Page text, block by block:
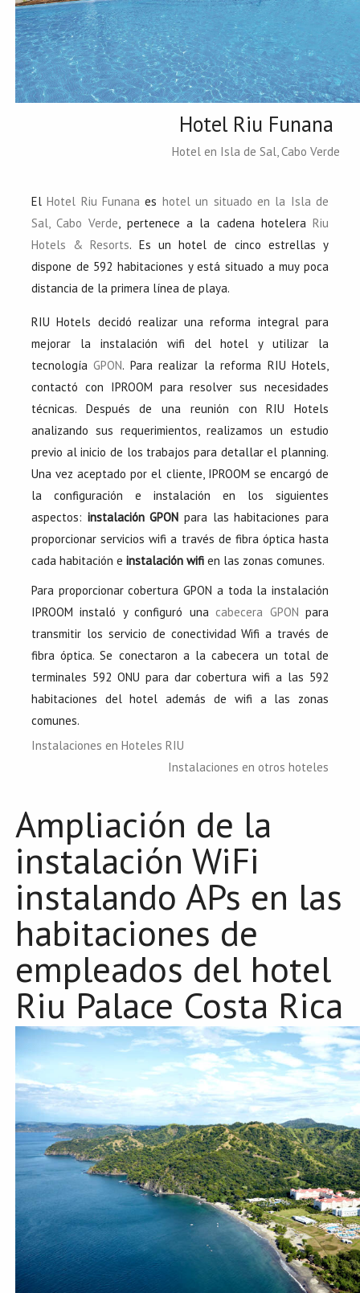
Hotel Riu Funana
Hotel en Isla de Sal, Cabo Verde
ElHotel Riu Funana es hotel un situado en la Isla de
Sal, Cabo Verde , pertenece a la cadena hoteleraRiu
Hotels & Resorts. Es un hotel de cinco estrellas y
dispone de 592 habitaciones y está situado a muy poca
distancia de la primera línea de playa.
RIU Hotels decidó realizar una reforma integral para
mejorar la instalación wifi del hotel y utilizar la
tecnologíaGPON. Para realizar la reforma RIU Hotels,
contactó con IPROOM para resolver sus necesidades
técnicas. Después de una reunión con RIU Hotels
analizando sus requerimientos, realizamos un estudio
previo al inicio de los trabajos para detallar el planning.
Una vez aceptado por el cliente, IPROOM se encargó de
la configuración e instalación en los siguientes
aspectos: instalación GPON para las habitaciones para
proporcionar servicios wifi a través de fibra óptica hasta
cada habitación e instalación wifien las zonas comunes.
Para proporcionar cobertura GPON a toda la instalación
IPROOM instaló y configuró una cabecera GPON para
transmitir los servicio de conectividad Wifi a través de
fibra óptica. Se conectaron a la cabecera un total de
terminales 592 ONU para dar cobertura wifi a las 592
habitaciones del hotel además de wifi a las zonas
comunes.
Instalaciones en Hoteles RIU
Instalaciones en otros hoteles
Ampliación de la
instalación WiFi
instalando APs en las
habitaciones de
empleados del hotel
Riu Palace Costa Rica